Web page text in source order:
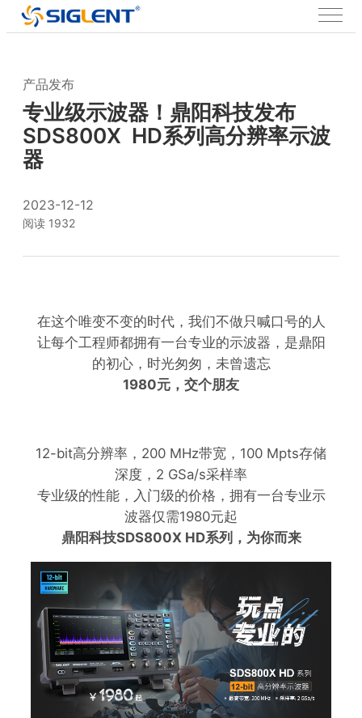
产品发布
专业级示波器！鼎阳科技发布
SDS800X HD系列高分辨率示波
器
2023-12-12
阅读 1932
在这个唯变不变的时代，我们不做只喊口号的人
让每个工程师都拥有一台专业的示波器，是鼎阳
的初心，时光匆匆，未曾遗忘
1980元，交个朋友
12-bit高分辨率，200 MHz带宽，100 Mpts存储
深度，2 GSa/s采样率
专业级的性能，入门级的价格，拥有一台专业示
波器仅需1980元起
鼎阳科技SDS800X HD系列，为你而来